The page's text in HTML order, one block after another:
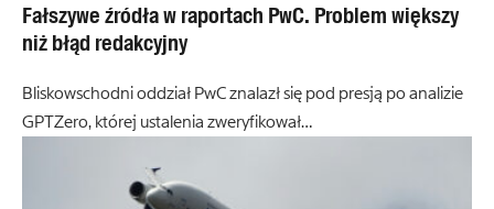
Fałszywe źródła w raportach PwC. Problem większy
niż błąd redakcyjny
Bliskowschodni oddział PwC znalazł się pod presją po analizie
GPTZero, której ustalenia zweryfikował…